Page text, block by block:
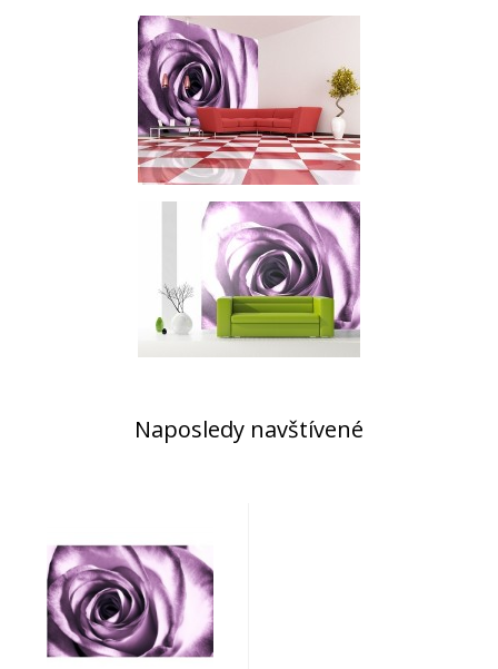
Naposledy navštívené